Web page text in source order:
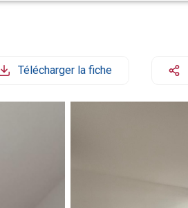
Télécharger la fiche